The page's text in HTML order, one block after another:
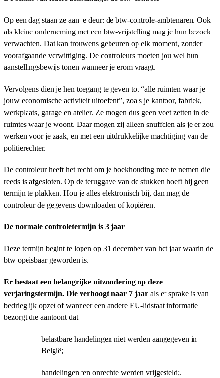
Op een dag staan ze aan je deur: de btw-controle-ambtenaren. Ook
als kleine onderneming met een btw-vrijstelling mag je hun bezoek
verwachten. Dat kan trouwens gebeuren op elk moment, zonder
voorafgaande verwittiging. De controleurs moeten jou wel hun
aanstellingsbewijs tonen wanneer je erom vraagt.
Vervolgens dien je hen toegang te geven tot “alle ruimten waar je
jouw economische activiteit uitoefent”, zoals je kantoor, fabriek,
werkplaats, garage en atelier. Ze mogen dus geen voet zetten in de
ruimtes waar je woont. Daar mogen zij alleen snuffelen als je er zou
werken voor je zaak, en met een uitdrukkelijke machtiging van de
politierechter.
De controleur heeft het recht om je boekhouding mee te nemen die
reeds is afgesloten. Op de teruggave van de stukken hoeft hij geen
termijn te plakken. Hou je alles elektronisch bij, dan mag de
controleur de gegevens downloaden of kopiëren.
De normale controletermijn is 3 jaar
Deze termijn begint te lopen op 31 december van het jaar waarin de
btw opeisbaar geworden is.
Er bestaat een belangrijke uitzondering op deze
verjaringstermijn. Die verhoogt naar 7 jaar als er sprake is van
bedrieglijk opzet of wanneer een andere EU-lidstaat informatie
bezorgt die aantoont dat
belastbare handelingen niet werden aangegeven in
België;
handelingen ten onrechte werden vrijgesteld;.